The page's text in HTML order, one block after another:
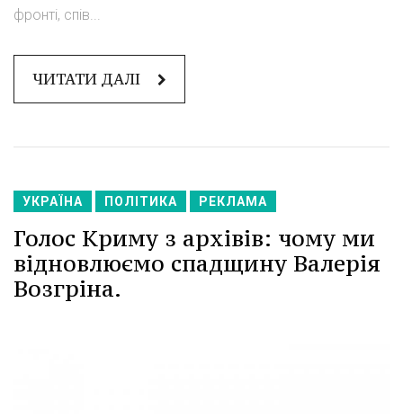
фронті, спів...
ЧИТАТИ ДАЛІ
УКРАЇНА ПОЛІТИКА РЕКЛАМА
Голос Криму з архівів: чому ми
відновлюємо спадщину Валерія
Возгріна.